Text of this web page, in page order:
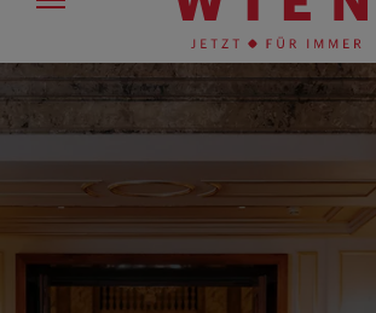
Zur
Navigation
Zum
Inhalt
Navigation